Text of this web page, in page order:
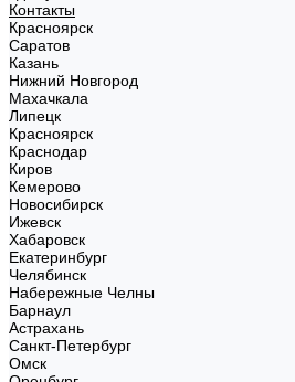
Контакты
Красноярск
Саратов
Казань
Нижний Новгород
Махачкала
Липецк
Красноярск
Краснодар
Киров
Кемерово
Новосибирск
Ижевск
Хабаровск
Екатеринбург
Челябинск
Набережные Челны
Барнаул
Астрахань
Санкт-Петербург
Омск